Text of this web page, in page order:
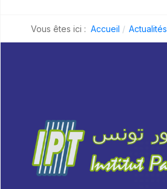
Vous êtes ici : Accueil Actualités